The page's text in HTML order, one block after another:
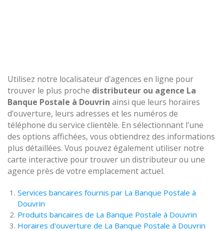
Utilisez notre localisateur d'agences en ligne pour
trouver le plus proche distributeur ou agence La
Banque Postale à Douvrin ainsi que leurs horaires
d'ouverture, leurs adresses et les numéros de
téléphone du service clientèle. En sélectionnant l'une
des options affichées, vous obtiendrez des informations
plus détaillées. Vous pouvez également utiliser notre
carte interactive pour trouver un distributeur ou une
agence près de votre emplacement actuel.
Services bancaires fournis par La Banque Postale à
Douvrin
Produits bancaires de La Banque Postale à Douvrin
Horaires d'ouverture de La Banque Postale à Douvrin